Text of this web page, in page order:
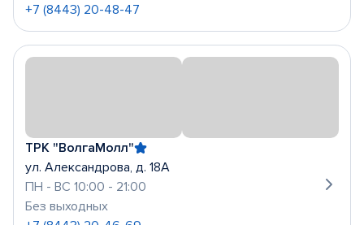
+7 (8443) 20-48-47
ТРК "ВолгаМолл"
ул. Александрова, д. 18А
ПН - ВС 10:00 - 21:00
Без выходных